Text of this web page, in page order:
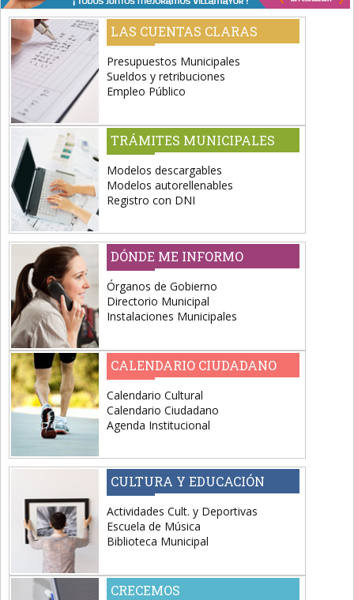
LAS CUENTAS CLARAS
Presupuestos Municipales
Sueldos y retribuciones
Empleo Público
TRÁMITES MUNICIPALES
Modelos descargables
Modelos autorellenables
Registro con DNI
DÓNDE ME INFORMO
Órganos de Gobierno
Directorio Municipal
Instalaciones Municipales
CALENDARIO CIUDADANO
Calendario Cultural
Calendario Ciudadano
Agenda Institucional
CULTURA Y EDUCACIÓN
Actividades Cult. y Deportivas
Escuela de Música
Biblioteca Municipal
CRECEMOS